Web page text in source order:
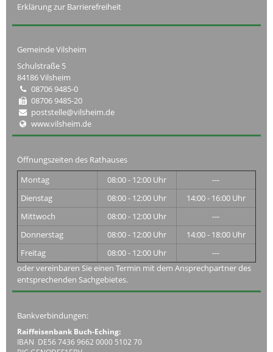
Erklärung zur Barrierefreiheit
Gemeinde Vilsheim
Schulstraße 5
84186 Vilsheim
08706 9485-0
08706 9485-20
poststelle@vilsheim.de
www.vilsheim.de
Öffnungszeiten des Rathauses
Montag
08:00 - 12:00 Uhr
---
Dienstag
08:00 - 12:00 Uhr
14:00 - 16:00 Uhr
Mittwoch
08:00 - 12:00 Uhr
---
Donnerstag
08:00 - 12:00 Uhr
14:00 - 18:00 Uhr
Freitag
08:00 - 12:00 Uhr
---
oder vereinbaren Sie einen Termin mit dem Ansprechpartner des
entsprechenden Sachgebietes.
Bankverbindungen:
Raiffeisenbank Buch-Eching:
IBAN DE56 7436 9662 0000 5102 70